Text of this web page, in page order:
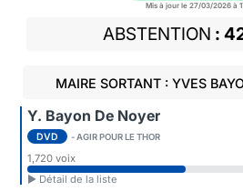
Mis à jour le 27/03/2026 à
ABSTENTION
MAIRE SORTANT : YVES
Y. Bayon De Noyer
DVD - AGIR POUR LE THOR
1,720 voix
► Détail de la liste